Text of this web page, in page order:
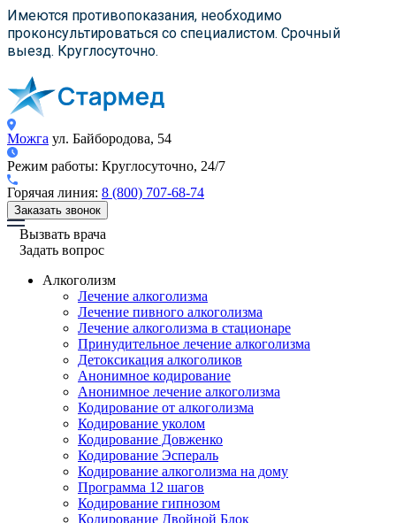
Имеются противопоказания, необходимо
проконсультироваться со специалистом. Срочный
выезд. Круглосуточно.
Можга ул. Байбородова, 54
Режим работы: Круглосуточно, 24/7
Горячая линия: 8 (800) 707-68-74
Заказать звонок
Вызвать врача
Задать вопрос
Алкоголизм
Лечение алкоголизма
Лечение пивного алкоголизма
Лечение алкоголизма в стационаре
Принудительное лечение алкоголизма
Детоксикация алкоголиков
Анонимное кодирование
Анонимное лечение алкоголизма
Кодирование от алкоголизма
Кодирование уколом
Кодирование Довженко
Кодирование Эспераль
Кодирование алкоголизма на дому
Программа 12 шагов
Кодирование гипнозом
Кодирование Двойной Блок